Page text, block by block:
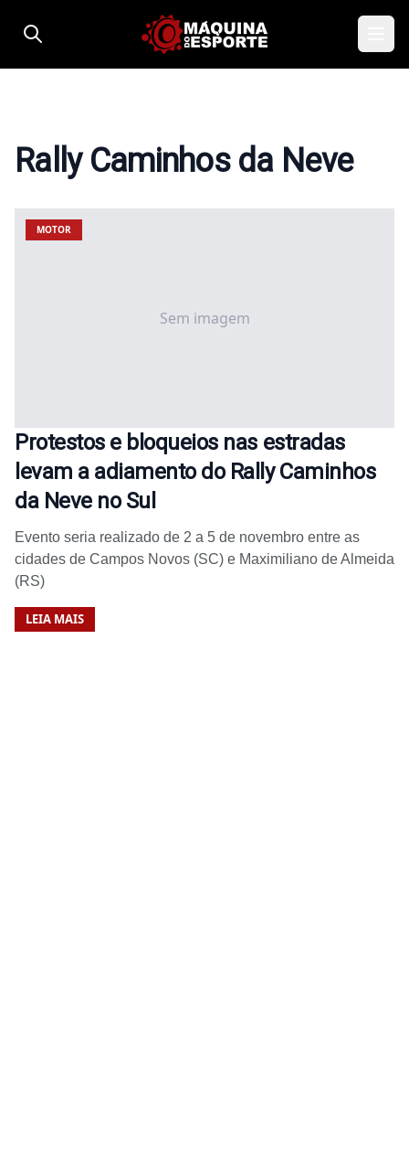
Rally Caminhos da Neve
Sem imagem
MOTOR
Protestos e bloqueios nas estradas
levam a adiamento do Rally Caminhos
da Neve no Sul
Evento seria realizado de 2 a 5 de novembro entre as
cidades de Campos Novos (SC) e Maximiliano de Almeida
(RS)
LEIA MAIS